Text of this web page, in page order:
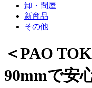
卸・問屋
新商品
その他
＜PAO
90mmで安